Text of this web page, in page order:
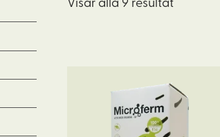
Visar alla 9 resultat
produkten